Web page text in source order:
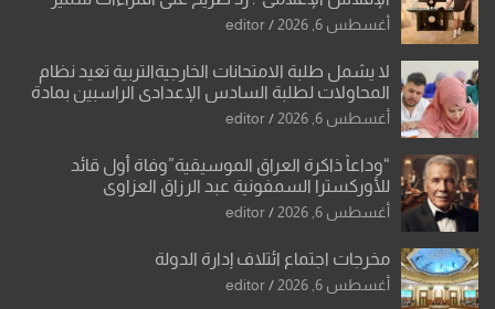
الشكرجي
أغسطس 6, 2026 editor
لا يشمل طلبة الامتحانات الخارجيةالتربية تعيد نظام
المحاولات لطلبة السادس الإعدادي الراسبين بمادة
أو مادتين
أغسطس 6, 2026 editor
“وداعاً ذاكرة العراق الموسيقية”وفاة أول قائد
للأوركسترا السمفونية عبد الرزاق العزاوي
أغسطس 6, 2026 editor
مخرجات اجتماع ائتلاف إدارة الدولة
أغسطس 6, 2026 editor